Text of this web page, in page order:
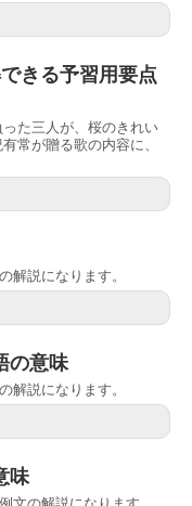
きる予習用要点
た三人が、桜のきれい
常が贈る歌の内容に、
解説になります。
の意味
解説になります。
味